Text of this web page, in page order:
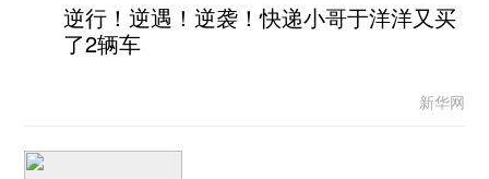
逆行！逆遇！逆袭！快递小哥于洋洋又买
了2辆车
新华网